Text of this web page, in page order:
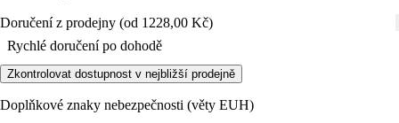
Doručení z prodejny (od 1228,00 Kč)
Rychlé doručení po dohodě
Zkontrolovat dostupnost v nejbližší prodejně
Doplňkové znaky nebezpečnosti (věty EUH)